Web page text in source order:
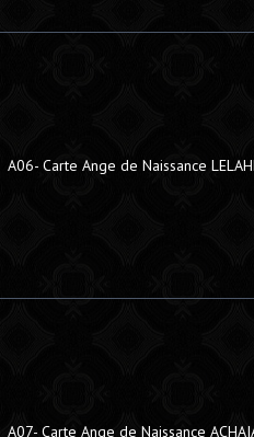
A06- Carte Ange de Naissance
A07- Carte Ange de Naissance